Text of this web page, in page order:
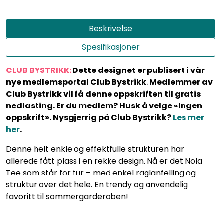
Beskrivelse
Spesifikasjoner
CLUB BYSTRIKK:Dette designet er publisert i vår
nye medlemsportal Club Bystrikk. Medlemmer av
Club Bystrikk vil få denne oppskriften til gratis
nedlasting. Er du medlem? Husk å velge «Ingen
oppskrift». Nysgjerrig på Club Bystrikk?Les mer
her.
Denne helt enkle og effektfulle strukturen har
allerede fått plass i en rekke design. Nå er det Nola
Tee som står for tur – med enkel raglanfelling og
struktur over det hele. En trendy og anvendelig
favoritt til sommergarderoben!